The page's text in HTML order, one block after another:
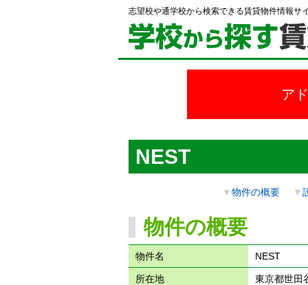
志望校や通学校から検索できる賃貸物件情報サ
ア
NEST
▼物件の概要 ▼
物件の概要
物件名 NEST
所在地 東京都世田